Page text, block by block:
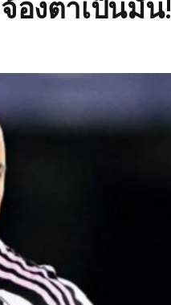
องตาเป็นมัน!